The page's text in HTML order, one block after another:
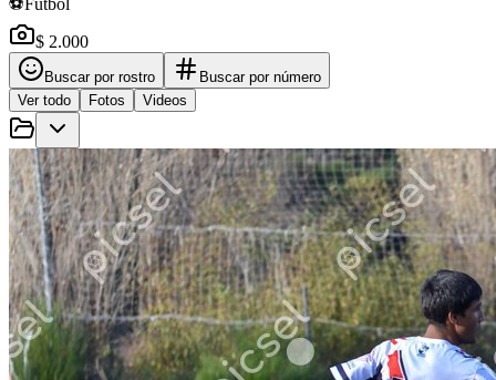
$ 2.000
Buscar por rostro
Buscar por número
Ver todo
Fotos Videos